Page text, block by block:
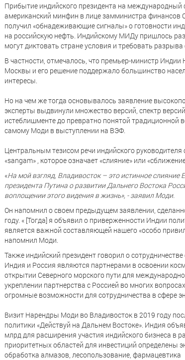
Прибытие индийского президента на
американский минфин в лице замминистра финансов
получил «обнадеживающие сигналы» о готовности
на российскую нефть. Индийскому МИДу пришлось
могут диктовать стране условия и требовать
В частности, отмечалось, что премьер-министр
Москвы и его решение поддержало большинство
интересы.
Но на чем же тогда основывалось заявление
эксперты выдвинули множество версий, спектр
истеблишменте до превратно понятой традиционной
самому Моди в выступлении на ВЭФ.
Центральным тезисом речи индийского
«sangam» , которое означает «слияние» или
«На мой взгляд, Владивосток – это истинное слияние
президента Путина о развитии Дальнего Востока
воплощении этого видения в жизнь», - заявил Моди.
Он напомнил о своем предыдущем заявлении,
году. « [Тогда] я объявил о приверженности Индии
является важной составляющей нашего «особо
напомнил Моди.
Также индийский президент говорил о
Индия и Россия являются партнерами в освоении
открытии Северного морского пути для
укреплении партнерства с Россией во многих
огромные возможности для сотрудничества в сфере
Визит Нарендры Моди во Владивосток в 2019 году
политики «Действуй на Дальнем Востоке». Индия
млрд для расширения участия индийского бизнеса в
приоритетных областей для инвестиций определены
обработка алмазов, лесопользование, фармацевтика